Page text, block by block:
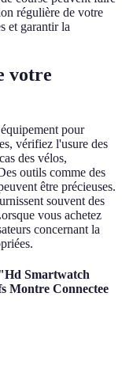
régulière de votre
et garantir la
votre
pour
vérifiez l'usure des
des vélos,
outils comme des
être précieuses.
souvent des
vous achetez
concernant la
Smartwatch
Montre Connectee